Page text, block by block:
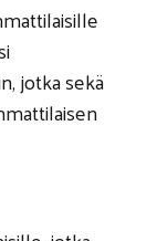
jotka sekä